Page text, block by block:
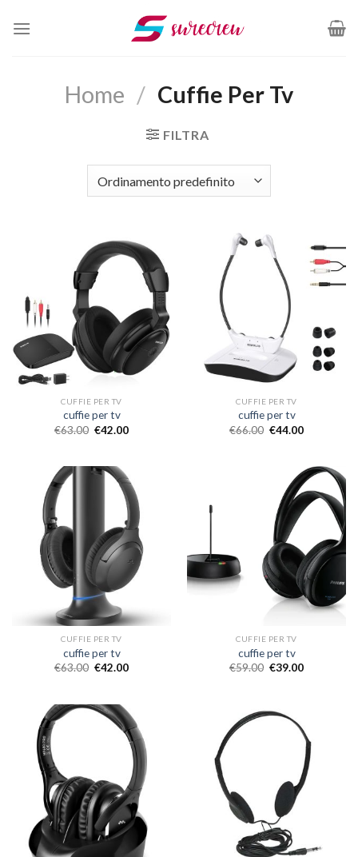
Home / Cuffie Per Tv
FILTRA
CUFFIE PER TV
cuffie per tv
€63.00 €42.00
CUFFIE PER TV
cuffie per tv
€66.00 €44.00
CUFFIE PER TV
cuffie per tv
€63.00 €42.00
CUFFIE PER TV
cuffie per tv
€59.00 €39.00